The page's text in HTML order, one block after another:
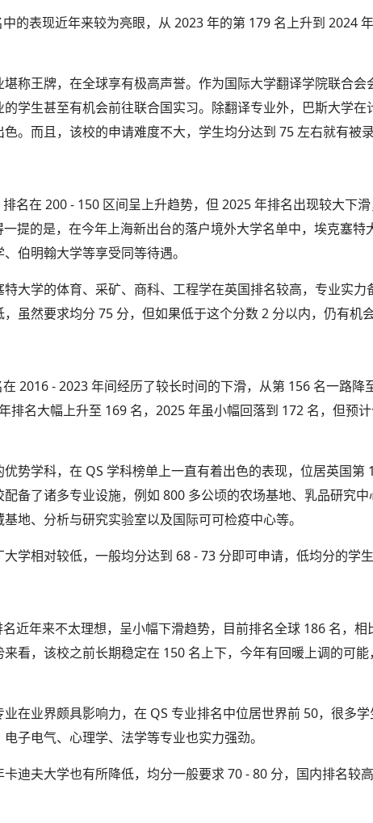
的表现近年来较为亮眼，从 2023 年的第 179 名上升到 2024
称王牌，在全球享有极高声誉。作为国际大学翻译学院联合会
学生甚至有机会前往联合国实习。除翻译专业外，巴斯大学在
。而且，该校的申请难度不大，学生均分达到 75 左右就有被录
名在 200 - 150 区间呈上升趋势，但 2025 年排名出现较大下
提的是，在今年上海新出台的落户境外大学名单中，埃克塞特
伯明翰大学等享受同等待遇。
大学的体育、采矿、商科、工程学在英国排名较高，专业实力
虽然要求均分 75 分，但如果低于这个分数 2 分以内，仍有机
2016 - 2023 年间经历了较长时间的下滑，从第 156 名一路降
排名大幅上升至 169 名，2025 年虽小幅回落到 172 名，但预
势学科，在 QS 学科榜单上一直有着出色的表现，位居英国第
备了诸多专业设施，例如 800 多公顷的农场基地、乳品研究中
地、分析与研究实验室以及国际可可检疫中心等。
学相对较低，一般均分达到 68 - 73 分即可申请，低均分的学
近年来不太理想，呈小幅下滑趋势，目前排名全球 186 名，
看，该校之前长期稳定在 150 名上下，今年有回暖上调的可
在业界颇具影响力，在 QS 专业排名中位居世界前 50，很多
子电气、心理学、法学等专业也实力强劲。
迪夫大学也有所降低，均分一般要求 70 - 80 分，国内排名较